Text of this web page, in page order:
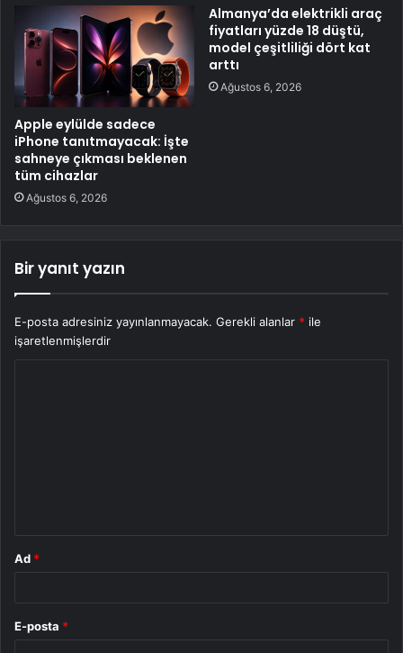
Apple eylülde sadece
iPhone tanıtmayacak: İşte
sahneye çıkması beklenen
tüm cihazlar
Ağustos 6, 2026
Almanya’da elektrikli araç
fiyatları yüzde 18 düştü,
model çeşitliliği dört kat
arttı
Ağustos 6, 2026
Bir yanıt yazın
E-posta adresiniz yayınlanmayacak. Gerekli alanlar * ile
işaretlenmişlerdir
Ad *
E-posta *